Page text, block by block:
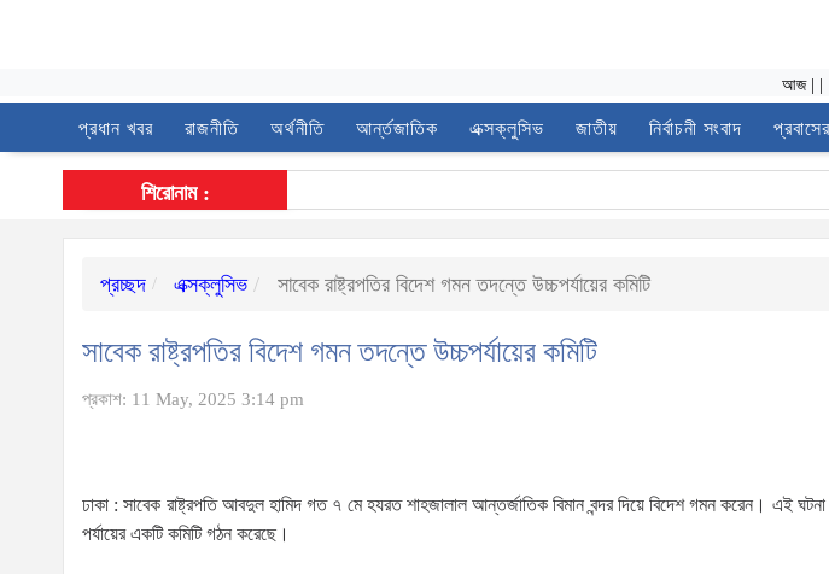
আজ
প্রধান খবর রাজনীতি অর্থনীতি আর্ন্তজাতিক এক্সক্লুসিভ জাতীয় নির্বাচনী সংবাদ
শিরোনাম :
প্রচ্ছদ এক্সক্লুসিভ সাবেক রাষ্ট্রপতির বিদেশ গমন তদন্তে উচ্চপর্যায়ের কমিটি
সাবেক রাষ্ট্রপতির বিদেশ গমন তদন্তে উচ্চপর্যায়ের কমিটি
প্রকাশ: 11 May, 2025 3:14 pm
ঢাকা : সাবেক রাষ্ট্রপতি আবদুল হামিদ গত ৭ মে হযরত শাহজালাল আন্তর্জাতিক বিমান বন্দর দিয়ে বিদেশ গমন করেন। এই
পর্যায়ের একটি কমিটি গঠন করেছে।